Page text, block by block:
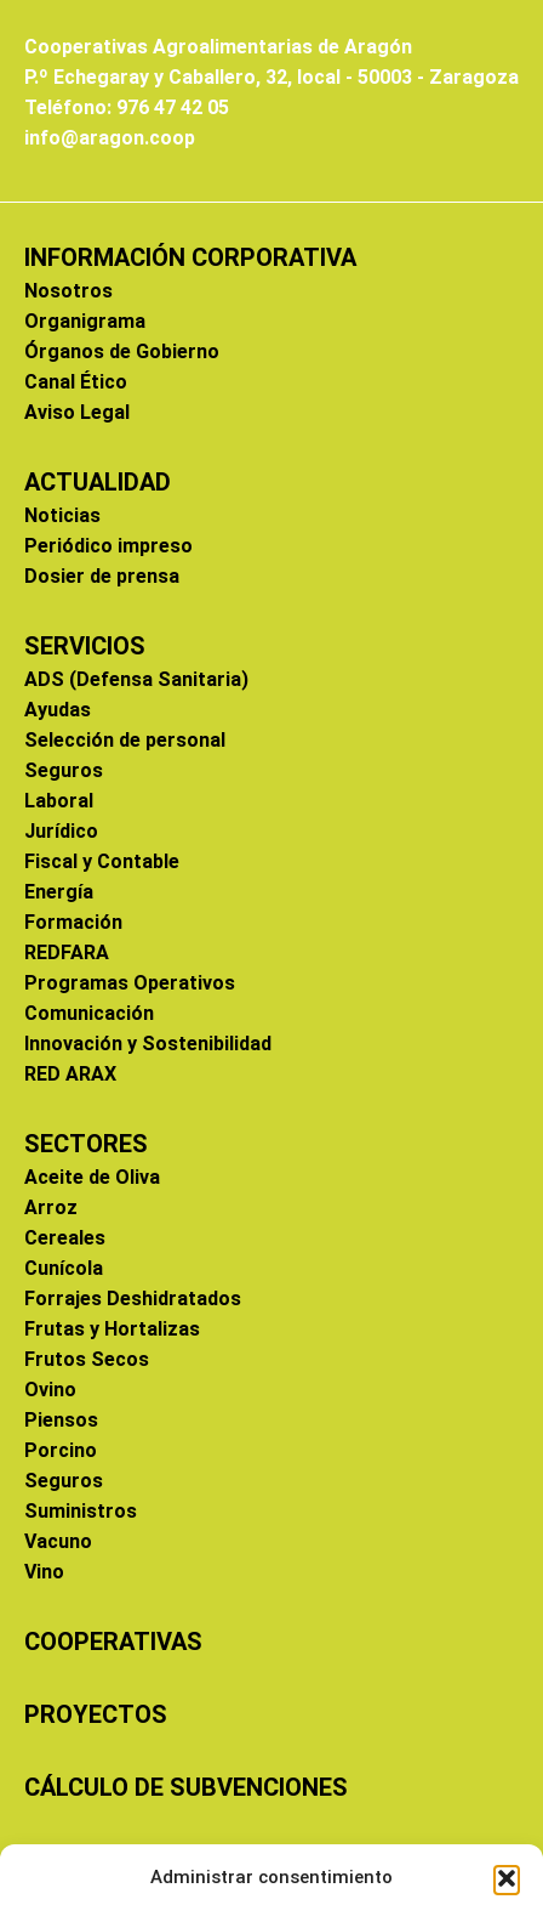
Administrar consentimiento
Cooperativas Agroalimentarias de Aragón
P.º Echegaray y Caballero, 32, local - 50003 - Zaragoza
Teléfono: 976 47 42 05
info@aragon.coop
INFORMACIÓN CORPORATIVA
Nosotros
Organigrama
Órganos de Gobierno
Canal Ético
Aviso Legal
ACTUALIDAD
Noticias
Periódico impreso
Dosier de prensa
SERVICIOS
ADS (Defensa Sanitaria)
Ayudas
Selección de personal
Seguros
Laboral
Jurídico
Fiscal y Contable
Energía
Formación
REDFARA
Programas Operativos
Comunicación
Innovación y Sostenibilidad
RED ARAX
SECTORES
Aceite de Oliva
Arroz
Cereales
Cunícola
Forrajes Deshidratados
Frutas y Hortalizas
Frutos Secos
Ovino
Piensos
Porcino
Seguros
Suministros
Vacuno
Vino
COOPERATIVAS
PROYECTOS
CÁLCULO DE SUBVENCIONES